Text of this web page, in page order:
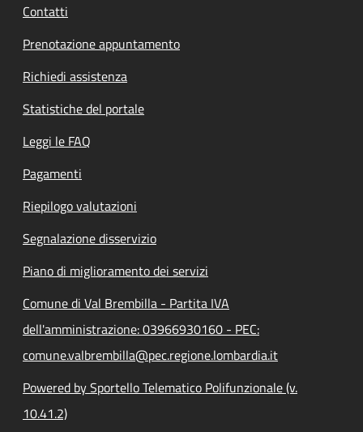
Contatti
Prenotazione appuntamento
Richiedi assistenza
Statistiche del portale
Leggi le FAQ
Pagamenti
Riepilogo valutazioni
Segnalazione disservizio
Piano di miglioramento dei servizi
Comune di Val Brembilla - Partita IVA
dell'amministrazione: 03966930160 - PEC:
comune.valbrembilla@pec.regione.lombardia.it
Powered by Sportello Telematico Polifunzionale (v.
10.41.2)